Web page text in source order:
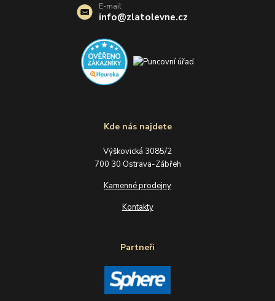
Kde nás najdete
Výškovická 3085/2
700 30 Ostrava-Zábřeh
Kamenné prodejny
Kontakty
Partneři
E-mail
info@zlatolevne.cz